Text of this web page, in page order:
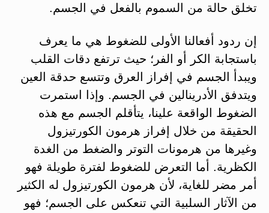
تخلق حالة من السموم بالفعل في الجسم.
إن ردود أفعالنا الأولى للضغوط هي ما يعرف
باستجابة الكر أو الفر؛ حيث ترتفع دقات القلب
ويبدأ الجسم في إفراز العرق وتتسع حدقة العين
ويتدفق الأدرينالين في الجسم. وإذا استمرت
الضغوط الواقعة علينا، يتأقلم الجسم مع هذه
الحقيقة من خلال إفراز هرمون الكورتيزول
وغيرها من هرمونات التوتر والضغط من الغدة
الكظرية. أما التعرض للضغوط لفترة طويلة فهو
أمر مضر للغاية، لأن هرمون الكورتيزول له الكثير
من الآثار السلبية التي تنعكس على الجسم؛ فهو